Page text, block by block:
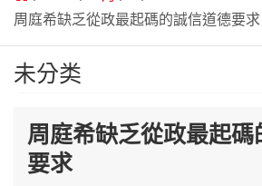
周庭希缺乏從政最起碼的誠信道德要求
未分类
周庭希缺乏從政最起碼
要求